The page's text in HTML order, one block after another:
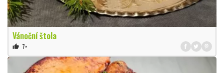
Vánoční štola
thumb_up 7×